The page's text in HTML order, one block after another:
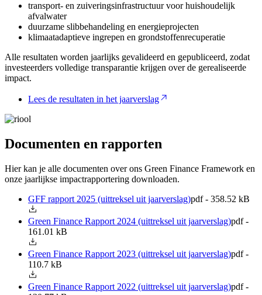
transport- en zuiveringsinfrastructuur voor huishoudelijk
afvalwater
duurzame slibbehandeling en energieprojecten
klimaatadaptieve ingrepen en grondstoffenrecuperatie
Alle resultaten worden jaarlijks gevalideerd en gepubliceerd, zodat
investeerders volledige transparantie krijgen over de gerealiseerde
impact.
Lees de resultaten in het jaarverslag
Documenten en rapporten
Hier kan je alle documenten over ons Green Finance Framework en
onze jaarlijkse impactrapportering downloaden.
GFF rapport 2025 (uittreksel uit jaarverslag)pdf - 358.52 kB
Green Finance Rapport 2024 (uittreksel uit jaarverslag)pdf -
161.01 kB
Green Finance Rapport 2023 (uittreksel uit jaarverslag)pdf -
110.7 kB
Green Finance Rapport 2022 (uittreksel uit jaarverslag)pdf -